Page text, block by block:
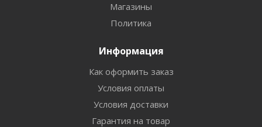
Магазины
Политика
Информация
Как оформить заказ
Условия оплаты
Условия доставки
Гарантия на товар